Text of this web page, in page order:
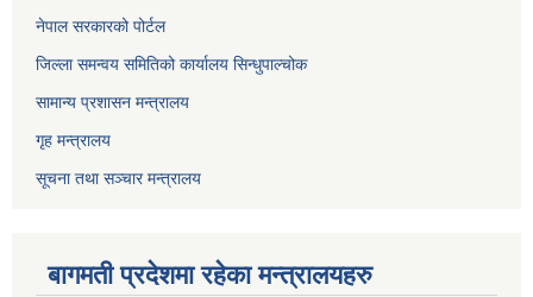
नेपाल सरकारको पोर्टल
जिल्ला समन्वय समितिको कार्यालय सिन्धुपाल्चोक
सामान्य प्रशासन मन्त्रालय
गृह मन्त्रालय
सूचना तथा सञ्चार मन्त्रालय
बागमती प्रदेशमा रहेका मन्त्रालयहरु